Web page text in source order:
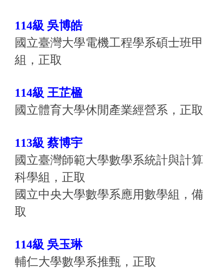
114級 吳博皓
國立臺灣大學電機工程學系碩士班甲
組，正取
114級 王芷楹
國立體育大學休閒產業經營系，正取
113級 蔡博宇
國立臺灣師範大學數學系統計與計算
科學組，正取
國立中央大學數學系應用數學組，備
取
114級 吳玉琳
輔仁大學數學系推甄，正取